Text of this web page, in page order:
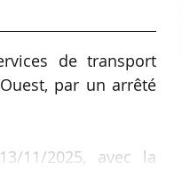
de transport
par un arrêté
11/2025, avec la